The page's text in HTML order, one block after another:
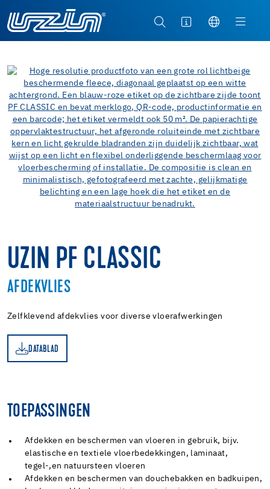
UZIN PF CLASSIC
AFDEKVLIES
Zelfklevend afdekvlies voor diverse vloerafwerkingen
DATABLAD
TOEPASSINGEN
Afdekken en beschermen van vloeren in gebruik, bijv.
elastische en textiele vloerbedekkingen, laminaat,
tegel-,en natuursteen vloeren
Afdekken en beschermen van douchebakken en badkuipen,